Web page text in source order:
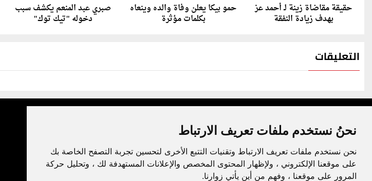
نحنُ نستخدم ملفات تعريف الارتباط
نحن نستخدم ملفات تعريف الارتباط وتقنيات التتبع الأخرى لتحسين تجربة التصفح الخاصة بك
على موقعنا الإلكتروني ، ولإظهار المحتوى المخصص والإعلانات المستهدفة لك ، وتحليل حركة
المرور على موقعنا ، وفهم من أين يأتي زوارنا.
حقيقة مقاضاة زينة لـ أحمد عز
بهدف زيادة النفقة
حمو بيكا يعلن وفاة والده وينعاه
بكلمات مؤثرة
صبري عبد المنعم يكشف سبب
دخوله "تيك توك"
التعليقات
جميع الحقوق محفوظة لدنيا الوطن © 2003 - 2022